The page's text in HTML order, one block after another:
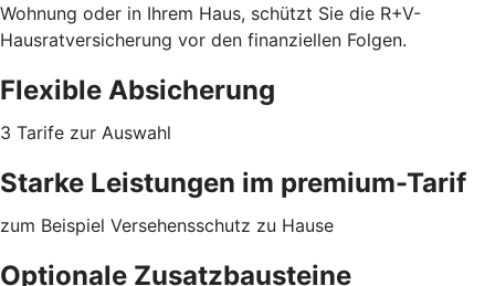
Wohnung oder in Ihrem Haus, schützt Sie die R+V-
Hausratversicherung vor den finanziellen Folgen.
Flexible Absicherung
3 Tarife zur Auswahl
Starke Leistungen im premium-Tarif
zum Beispiel Versehensschutz zu Hause
Optionale Zusatzbausteine